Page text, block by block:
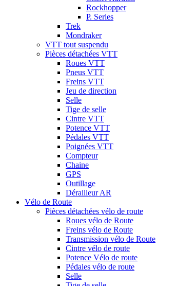
Rockhopper
P. Series
Trek
Mondraker
VTT tout suspendu
Pièces détachées VTT
Roues VTT
Pneus VTT
Freins VTT
Jeu de direction
Selle
Tige de selle
Cintre VTT
Potence VTT
Pédales VTT
Poignées VTT
Compteur
Chaine
GPS
Outillage
Dérailleur AR
Vélo de Route
Pièces détachées vélo de route
Roues vélo de Route
Freins vélo de Route
Transmission vélo de Route
Cintre vélo de route
Potence Vélo de route
Pédales vélo de route
Selle